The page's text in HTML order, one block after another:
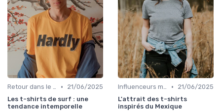
Retour dans le temps •
21/06/2025
Les t-shirts de surf : une
tendance intemporelle
Influenceurs mode •
21/06/2025
L'attrait des t-shirts
inspirés du Mexique